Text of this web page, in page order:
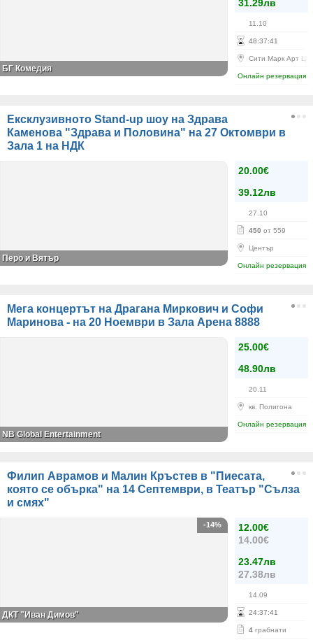
31.29лв
11.10
48:37:41
Сити Марк Арт
Онлайн резервация
БГ Комедия
Ексклузивното Stand-up шоу на Здрава
Каменова "Здрава и Половина" на 27 Октомври в
Зала 1 на НДК
20.00€
39.12лв
27.10
450 от 559
Център
Онлайн резервация
Перо и Вятър
Мега концертът на Драгана Миркович и Софи
Маринова - на 20 Ноември в Зала Арена 8888
25.00€
48.90лв
20.11
кв. Полигона
Онлайн резервация
NB Global Entertainment
Филип Аврамов и Малин Кръстев в "Пиесата,
която се обърка" на 14 Септември, в Театър "Сълза
и смях"
12.00€
14.00€
23.47лв
27.38лв
14.09
24:37:41
4 грабнати
-14%
ДКТ "Иван Димов"